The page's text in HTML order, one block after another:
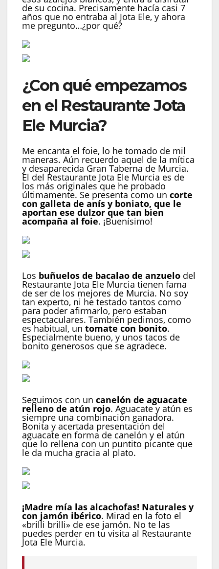
de su cocina. Precisamente hacía casi 7
años que no entraba al Jota Ele, y ahora
me pregunto…¿por qué?
¿Con qué empezamos
en el Restaurante Jota
Ele Murcia?
Me encanta el foie, lo he tomado de mil
maneras. Aún recuerdo aquel de la mítica
y desaparecida Gran Taberna de Murcia.
El del Restaurante Jota Ele Murcia es de
los más originales que he probado
últimamente. Se presenta como un corte
con galleta de anís y boniato, que le
aportan ese dulzor que tan bien
acompaña al foie. ¡Buenísimo!
Los buñuelos de bacalao de anzuelo del
Restaurante Jota Ele Murcia tienen fama
de ser de los mejores de Murcia. No soy
tan experto, ni he testado tantos como
para poder afirmarlo, pero estaban
espectaculares. También pedimos, como
es habitual, un tomate con bonito.
Especialmente bueno, y unos tacos de
bonito generosos que se agradece.
Seguimos con un canelón de aguacate
relleno de atún rojo. Aguacate y atún es
siempre una combinación ganadora.
Bonita y acertada presentación del
aguacate en forma de canelón y el atún
que lo rellena con un puntito picante que
le da mucha gracia al plato.
¡Madre mía las alcachofas! Naturales y
con jamón ibérico. Mirad en la foto el
«brilli brilli» de ese jamón. No te las
puedes perder en tu visita al Restaurante
Jota Ele Murcia.